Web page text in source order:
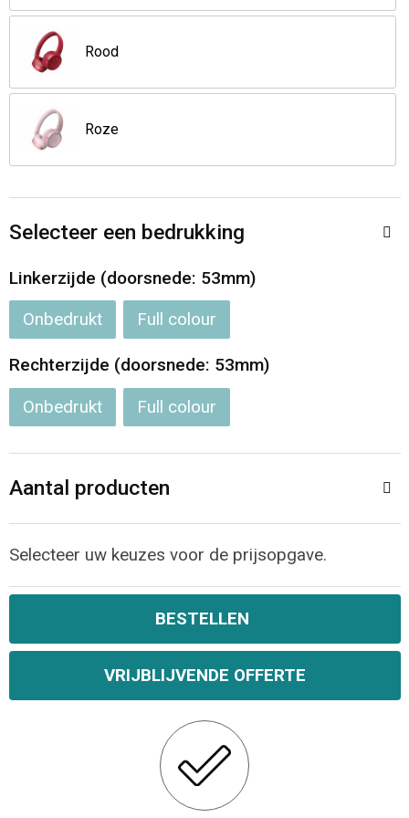
Opvouwbare tassen
Waterbestendige tassen
Bowlingtassen
Katoenen draagtassen
Rugzakken
Rood
Roze
Selecteer een bedrukking
Linkerzijde (doorsnede: 53mm)
Onbedrukt Full colour
Rechterzijde (doorsnede: 53mm)
Onbedrukt Full colour
Aantal producten
Selecteer uw keuzes voor de prijsopgave.
BESTELLEN
VRIJBLIJVENDE OFFERTE